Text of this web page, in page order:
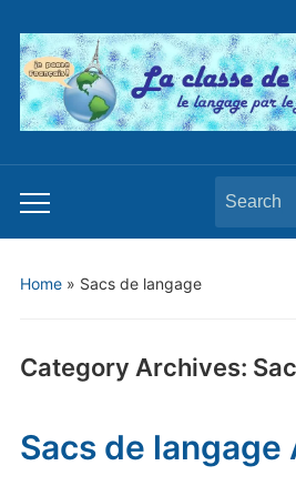
Toggle
mobile
Search
for:
Home» Sacs de langage
Category Archives:
Sacs de langage